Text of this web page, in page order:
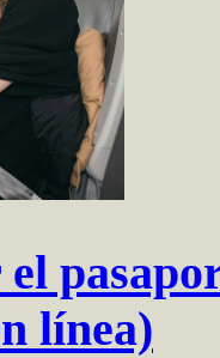
línea)